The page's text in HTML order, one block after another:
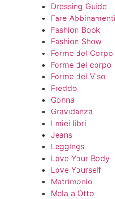
Dressing Guide
Fare Abbinamenti
Fashion Book
Fashion Show
Forme del Corpo
Forme del corpo
Forme del Viso
Freddo
Gonna
Gravidanza
I miei libri
Jeans
Leggings
Love Your Body
Love Yourself
Matrimonio
Mela a Otto